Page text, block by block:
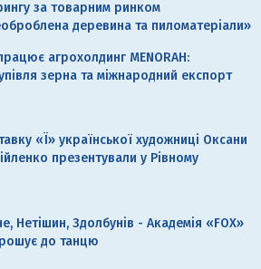
за товарним ринком
деревина та пиломатеріали»
агрохолдинг MENORAH:
зерна та міжнародний експорт
«Ї» української художниці Оксани
презентували у Рівному
Нетішин, Здолбунів - Академія «FOX»
до танцю